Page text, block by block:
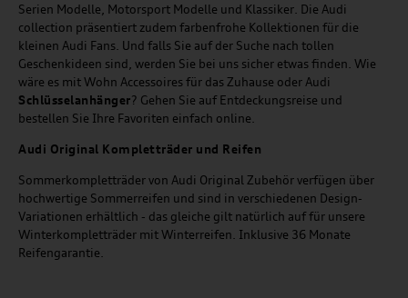
Serien Modelle, Motorsport Modelle und Klassiker. Die Audi
collection präsentiert zudem farbenfrohe Kollektionen für die
kleinen Audi Fans. Und falls Sie auf der Suche nach tollen
Geschenkideen sind, werden Sie bei uns sicher etwas finden. Wie
wäre es mit Wohn Accessoires für das Zuhause oder Audi
Schlüsselanhänger? Gehen Sie auf Entdeckungsreise und
bestellen Sie Ihre Favoriten einfach online.
Audi Original Kompletträder und Reifen
Sommerkompletträder von Audi Original Zubehör verfügen über
hochwertige Sommerreifen und sind in verschiedenen Design-
Variationen erhältlich - das gleiche gilt natürlich auf für unsere
Winterkompletträder mit Winterreifen. Inklusive 36 Monate
Reifengarantie.